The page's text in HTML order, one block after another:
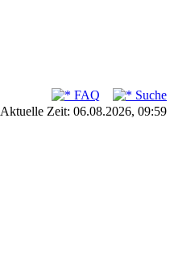
FAQ
Suche
Aktuelle Zeit: 06.08.2026, 09:59